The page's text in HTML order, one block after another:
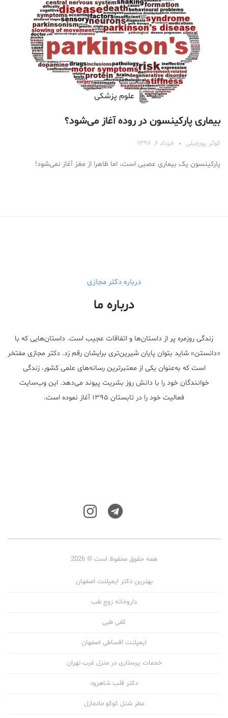
علوم پزشكی
بیماری پارکینسون در روده آغاز می‌شود؟
کوثر پورجبلی خرداد ۶, ۱۳۹۷
پارکینسون یک بیماری عصبی است، اما ظاهرا از مغز آغاز نمی‌شود!
درباره دکتر مجازی
درباره ما
زندگی روزمره پر از داستان‌ها و اتفاقات عجیب است. داستان‌هایی که با
«دانستن» شاید بتوان پایان شیرین‌تری برایشان رقم زد. دکتر مجازی مفتخر
است که به‌عنوان یکی از معتبر‌ترین رسانه‌های علمی کشور، زندگی
خوانندگان خود را با دانش روز بشریت پیوند می‌دهد. این وب‌سایت
فعالیت خود را در تابستان ۱۳۹۵ آغاز نموده است.
همه حقوق محفوظ است © 2026
بهترین دکتر ایمپلنت اصفهان
داروخانه زوج طب
کفی طبی
ایمپلنت اقساطی اصفهان
خدمات پرستاری در منزل غرب تهران
دکتر قلب شاهرود
عطر شنل کوکو مادمازل